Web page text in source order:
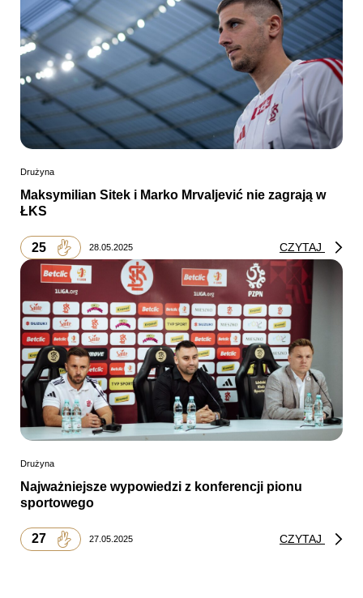
Drużyna
Maksymilian Sitek i Marko Mrvaljević nie zagrają w
ŁKS
25 28.05.2025 CZYTAJ
Drużyna
Najważniejsze wypowiedzi z konferencji pionu
sportowego
27 27.05.2025 CZYTAJ